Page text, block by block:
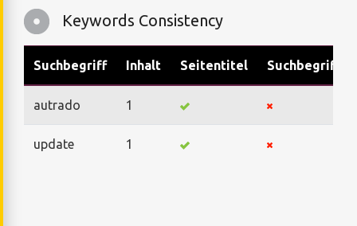
Keywords Consistency
Suchbegriff Inhalt Seitentitel Suchbegriffe
autrado 1
update 1